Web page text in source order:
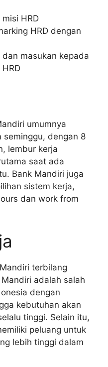
HRD
HRD dengan
masukan kepada
umumnya
seminggu, dengan 8
lembur kerja
saat ada
Bank Mandiri juga
sistem kerja,
dan work from
terbilang
adalah salah
dengan
kebutuhan akan
tinggi. Selain itu,
peluang untuk
lebih tinggi dalam